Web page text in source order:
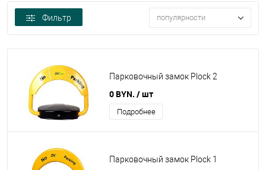
Фильтр популярности
Парковочный замок Plock 2
0 BYN. / шт
Подробнее
Парковочный замок Plock 1